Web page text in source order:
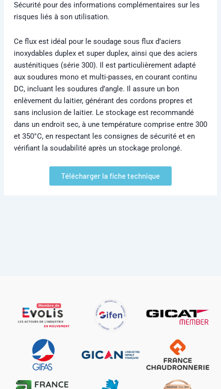
Sécurité pour des informations complémentaires sur les
risques liés à son utilisation.
Ce flux est idéal pour le soudage sous flux d’aciers
inoxydables duplex et super duplex, ainsi que des aciers
austénitiques (série 300). Il est particulièrement adapté
aux soudures mono et multi-passes, en courant continu
DC, incluant les soudures d’angle. Il assure un bon
enlèvement du laitier, générant des cordons propres et
sans inclusion de laitier. Le stockage est recommandé
dans un endroit sec, à une température comprise entre 300
et 350°C, en respectant les consignes de sécurité et en
vérifiant la soudabilité après un stockage prolongé.
Télécharger la fiche technique